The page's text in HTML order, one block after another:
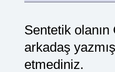
Sentetik
arkadaş
etmediniz.